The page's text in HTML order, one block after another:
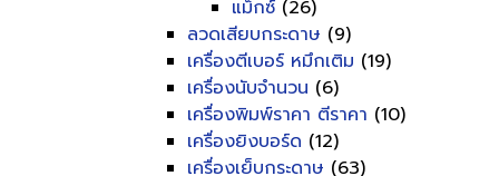
แม็กซ์ (26)
ลวดเสียบกระดาษ (9)
เครื่องตีเบอร์ หมึกเติม (19)
เครื่องนับจำนวน (6)
เครื่องพิมพ์ราคา ตีราคา (10)
เครื่องยิงบอร์ด (12)
เครื่องเย็บกระดาษ (63)